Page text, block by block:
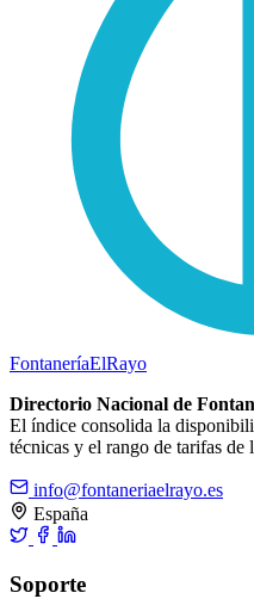
FontaneríaElRayo
Directorio Nacional de
El índice consolida la
técnicas y el rango de tarifas de
info@fontaneriaelrayo.es
España
Soporte